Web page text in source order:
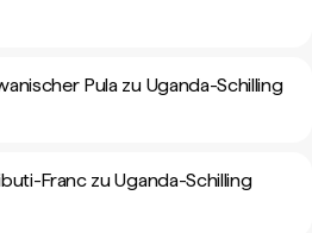
Pula zu Uganda-Schilling
Franc zu Uganda-Schilling